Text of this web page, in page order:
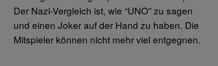
Der Nazi-Vergleich ist, wie “UNO” zu sagen
und einen Joker auf der Hand zu haben. Die
Mitspieler können nicht mehr viel entgegnen.